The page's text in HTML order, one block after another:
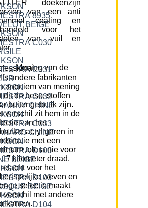
doekenzijn
van een anti
coating en
voor het
van vuil en
van de professional:
andere fabrikanten
anoniem van mening
dit de beste stoffen
buitengebruik zijn.
verschil zit hem in de
van het
acryl garen in
met een
tolerantie voor
17 kilometer draad.
voor het
weven en
selectie maakt
verschil met andere